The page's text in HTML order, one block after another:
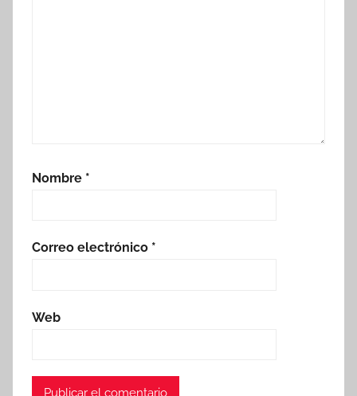
Nombre *
Correo electrónico *
Web